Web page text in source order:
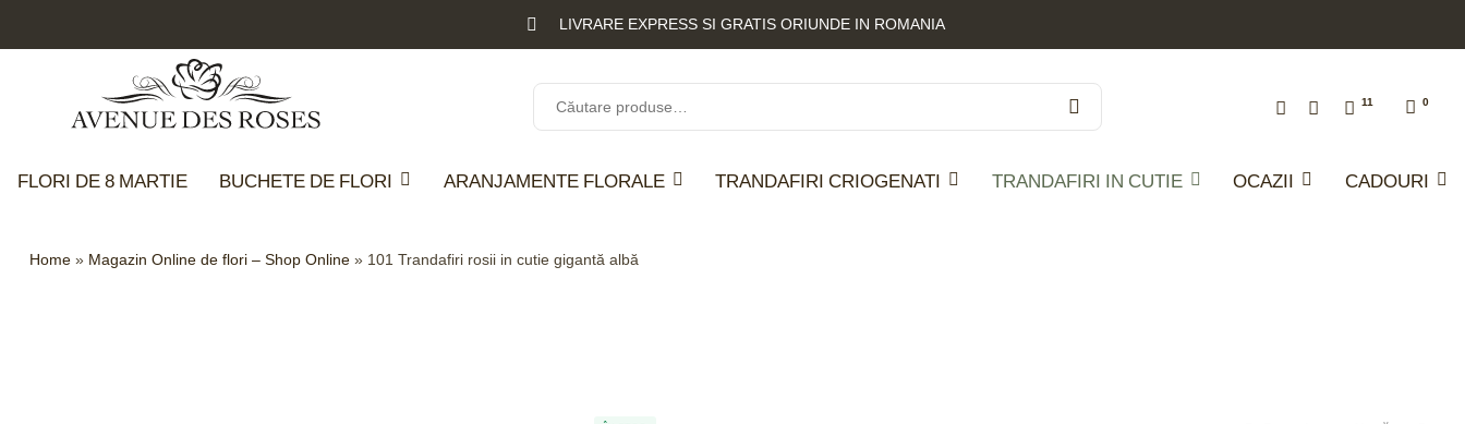
LIVRARE EXPRESS SI GRATIS ORIUNDE IN ROMANIA
11 0
FLORI DE 8 MARTIE BUCHETE DE FLORI ARANJAMENTE FLORALE TRANDAFIRI CRIOGENATI TRANDAFIRI IN CUTIE OCAZII CADOURI
Home » Magazin Online de flori – Shop Online » 101 Trandafiri rosii in cutie gigantă albă